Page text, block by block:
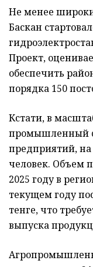
Не менее
Баскан
Проект,
обеспечить
порядка 150
Кстати, в
промышленный
предприятий, на
человек. Объем
2025 году в
текущем году
тенге, что
выпуска